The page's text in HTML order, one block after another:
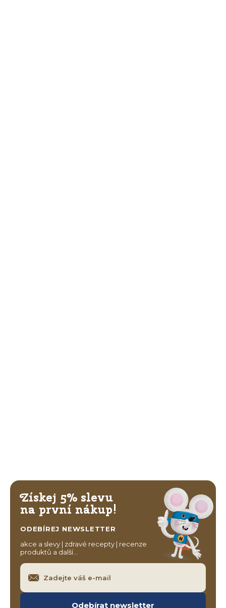
Získej 5% slevu
na první nákup!
ODEBÍREJ NEWSLETTER
akce a slevy | zdravé recepty | recenze
produktů a další…
Odebírat newsletter